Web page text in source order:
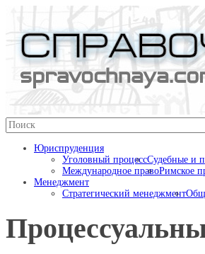
содержимому
Справочная
Юриспруденция
Уголовный процессСудебные и
Международное правоРимское
Менеджмент
Стратегический менеджмент